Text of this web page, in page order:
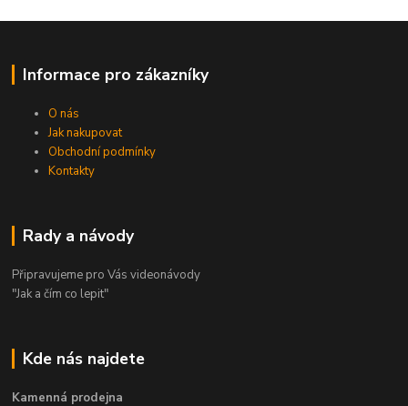
Informace pro zákazníky
O nás
Jak nakupovat
Obchodní podmínky
Kontakty
Rady a návody
Připravujeme pro Vás videonávody
"Jak a čím co lepit"
Kde nás najdete
Kamenná prodejna